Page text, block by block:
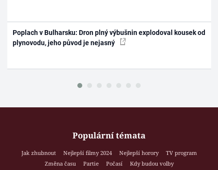
Poplach v Bulharsku: Dron plný výbušnin explodoval kousek od
plynovodu, jeho původ je nejasný
Populární témata
Jak zhubnout Nejlepší filmy 2024 Nejlepší horory
TV program
Změna času
Partie Počasí
Kdy budou volby